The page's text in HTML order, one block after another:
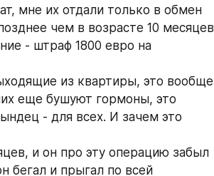
мне их отдали только в обмен
чем в возрасте 10 месяцев
- штраф 1800 евро на
из квартиры, это вообще
еще бушуют гормоны, это
- для всех. И зачем это
и он про эту операцию забыл
бегал и прыгал по всей